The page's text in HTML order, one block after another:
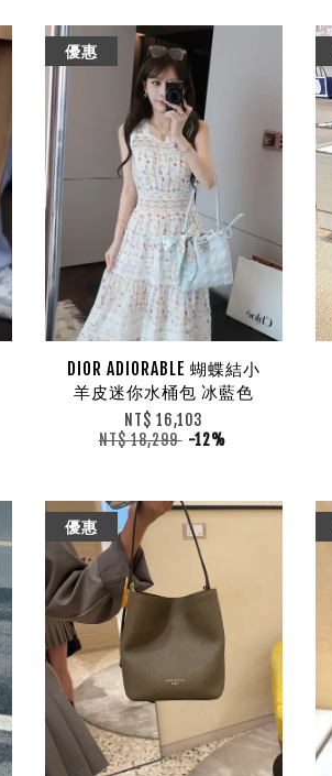
優惠
DIOR ADIORABLE 蝴蝶結小
羊皮迷你水桶包 冰藍色
NT$ 16,103
NT$ 18,299 -12%
優惠